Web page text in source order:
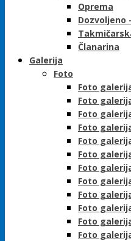
Oprema
Dozvoljeno
Članarina
Galerija
Foto
Foto
Foto
Foto
Foto
Foto
Foto
Foto
Foto
Foto
Foto
Foto
Foto